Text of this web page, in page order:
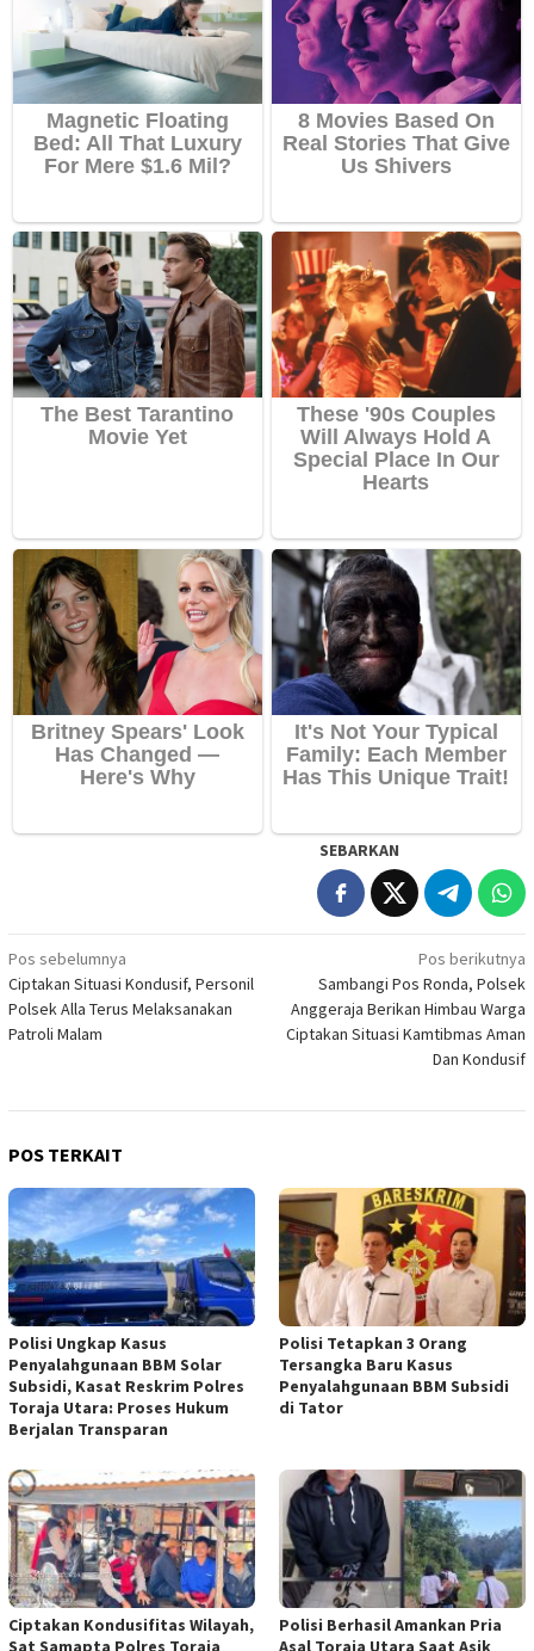
SEBARKAN
Navigasi
pos
Pos sebelumnya
Ciptakan Situasi Kondusif, Personil
Polsek Alla Terus Melaksanakan
Patroli Malam
Pos berikutnya
Sambangi Pos Ronda, Polsek
Anggeraja Berikan Himbau Warga
Ciptakan Situasi Kamtibmas Aman
Dan Kondusif
POS TERKAIT
Polisi Ungkap Kasus
Penyalahgunaan BBM Solar
Subsidi, Kasat Reskrim Polres
Toraja Utara: Proses Hukum
Berjalan Transparan
Polisi Tetapkan 3 Orang
Tersangka Baru Kasus
Penyalahgunaan BBM Subsidi
di Tator
Ciptakan Kondusifitas Wilayah,
Sat Samapta Polres Toraja
Polisi Berhasil Amankan Pria
Asal Toraja Utara Saat Asik